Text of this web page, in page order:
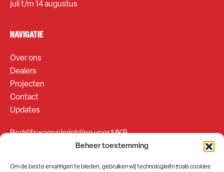
Beheer toestemming
Om de beste ervaringen te bieden, gebruiken wij technologieën zoals cookies
juli t/m 14 augustus
NAVIGATIE
Over ons
Dealers
Projecten
Contact
Updates
Bedrijfswageninrichting voor MKB
Bedrijfswageninrichting voor Fleetsales